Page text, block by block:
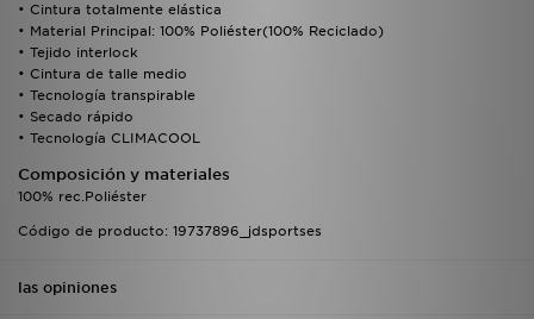
• Cintura totalmente elástica
• Material Principal: 100% Poliéster(100% Reciclado)
• Tejido interlock
• Cintura de talle medio
• Tecnología transpirable
• Secado rápido
• Tecnología CLIMACOOL
Composición y materiales
100% rec.Poliéster
Código de producto: 19737896_jdsportses
las opiniones